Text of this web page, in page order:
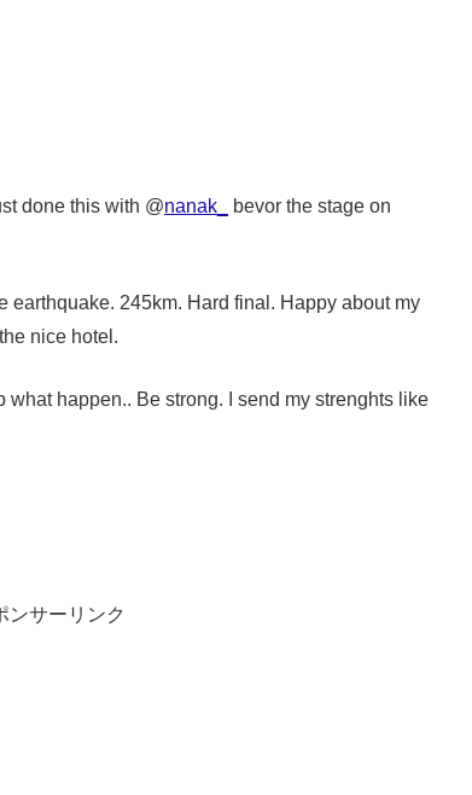
done this with @nanak_
bevor the stage on
earthquake. 245km. Hard final. Happy about my
nice hotel.
happen.. Be strong. I send my strenghts like
ンサーリンク